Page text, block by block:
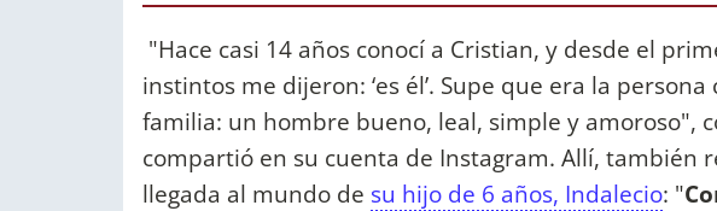
"Hace casi 14 años conocí a Cristian, y desde el
instintos me dijeron: ‘es él’. Supe que era la
familia: un hombre bueno, leal, simple y amoroso",
compartió en su cuenta de Instagram. Allí, también
llegada al mundo de su hijo de 6 años, Indalecio: "